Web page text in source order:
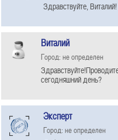
Здравствуйте,
Виталий
Город: не определен
сегодняшний день?
Эксперт
Город: не определен